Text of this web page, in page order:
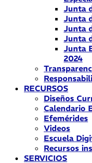
Junta
Junta
Junta
Junta
Junta
2024
RECURSOS
Diseños
Calendario
Efemérides
Videos
Escuela
Recursos
SERVICIOS